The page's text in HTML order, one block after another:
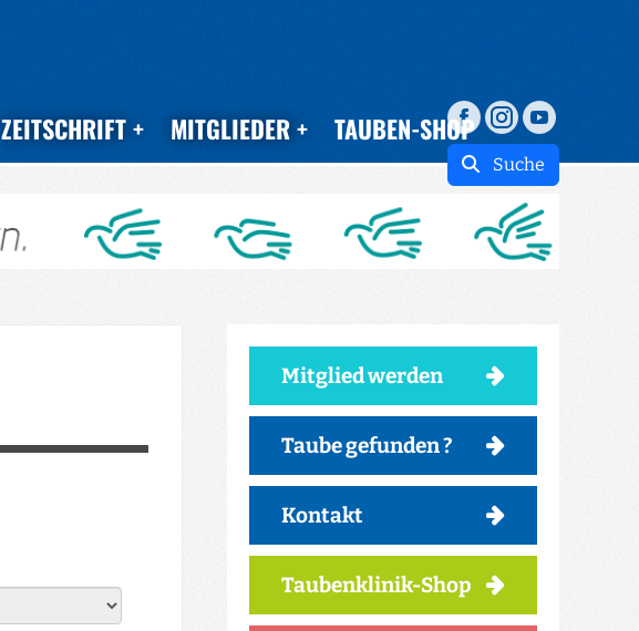
ZEITSCHRIFT MITGLIEDER
TAUBEN-SHOP
Suche
Mitglied werden
Taube gefunden ?
Kontakt
Taubenklinik-Shop